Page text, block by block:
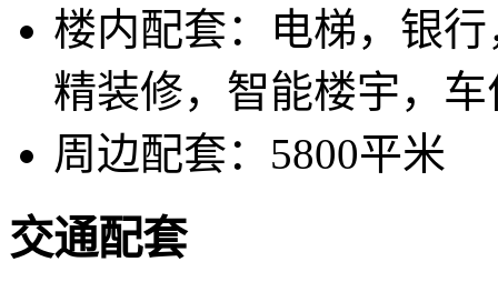
楼内配套：
电梯，银
精装修，智能楼宇，
周边配套： 5800平米
交通配套